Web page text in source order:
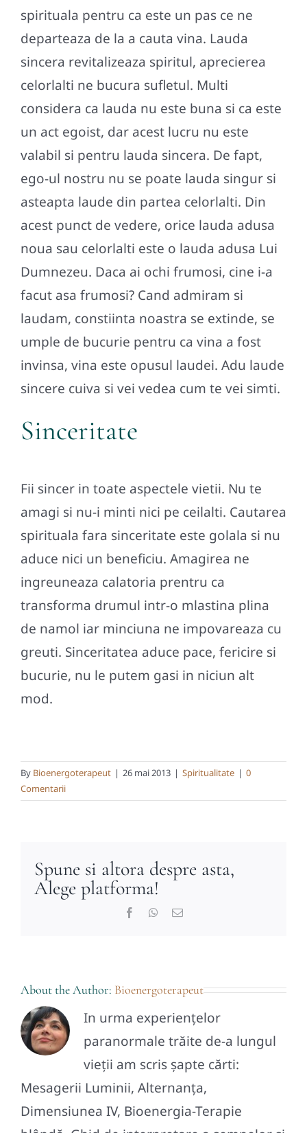
spirituala pentru ca este un pas ce ne
departeaza de la a cauta vina. Lauda
sincera revitalizeaza spiritul, aprecierea
celorlalti ne bucura sufletul. Multi
considera ca lauda nu este buna si ca este
un act egoist, dar acest lucru nu este
valabil si pentru lauda sincera. De fapt,
ego-ul nostru nu se poate lauda singur si
asteapta laude din partea celorlalti. Din
acest punct de vedere, orice lauda adusa
noua sau celorlalti este o lauda adusa Lui
Dumnezeu. Daca ai ochi frumosi, cine i-a
facut asa frumosi? Cand admiram si
laudam, constiinta noastra se extinde, se
umple de bucurie pentru ca vina a fost
invinsa, vina este opusul laudei. Adu laude
sincere cuiva si vei vedea cum te vei simti.
Sinceritate
Fii sincer in toate aspectele vietii. Nu te
amagi si nu-i minti nici pe ceilalti. Cautarea
spirituala fara sinceritate este golala si nu
aduce nici un beneficiu. Amagirea ne
ingreuneaza calatoria prentru ca
transforma drumul intr-o mlastina plina
de namol iar minciuna ne impovareaza cu
greuti. Sinceritatea aduce pace, fericire si
bucurie, nu le putem gasi in niciun alt
mod.
By Bioenergoterapeut | 26 mai 2013 | Spiritualitate | 0
Comentarii
Spune si altora despre asta,
Alege platforma!
FacebookWhatsApp
E-
About the Author: Bioenergoterapeut
In urma experiențelor
paranormale trăite de-a lungul
vieții am scris șapte cărti:
Mesagerii Luminii, Alternanța,
Dimensiunea IV, Bioenergia-Terapie